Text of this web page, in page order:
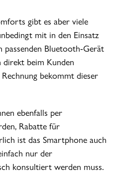
gibt es aber viele
mit in den Einsatz
passenden Bluetooth-Gerät
beim Kunden
bekommt dieser
ebenfalls per
Rabatte für
ist das Smartphone auch
nur der
konsultiert werden muss.